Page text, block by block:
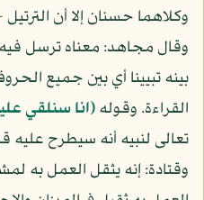
وكلاهما حسنان إلا أن
وقال مجاهد: معناه ترسل
بينه تبيينا أي بين جميع
القراءة. وقوله(انا سنلقي
تعالى لنبيه أنه سيطرح عليه
وقتادة: إنه يثقل العمل به